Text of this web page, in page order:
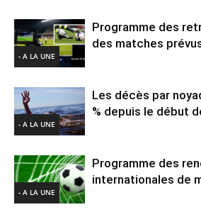
- A LA UNE
Programme des
des matches
- A LA UNE
Les décès par
% depuis le début
- A LA UNE
Programme des
internationales de